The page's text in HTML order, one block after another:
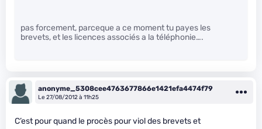
pas forcement, parceque a ce moment tu payes les
brevets, et les licences associés a la téléphonie….
anonyme_5308cee4763677866e1421efa4474f79
Le 27/08/2012 à 11h25
C’est pour quand le procès pour viol des brevets et